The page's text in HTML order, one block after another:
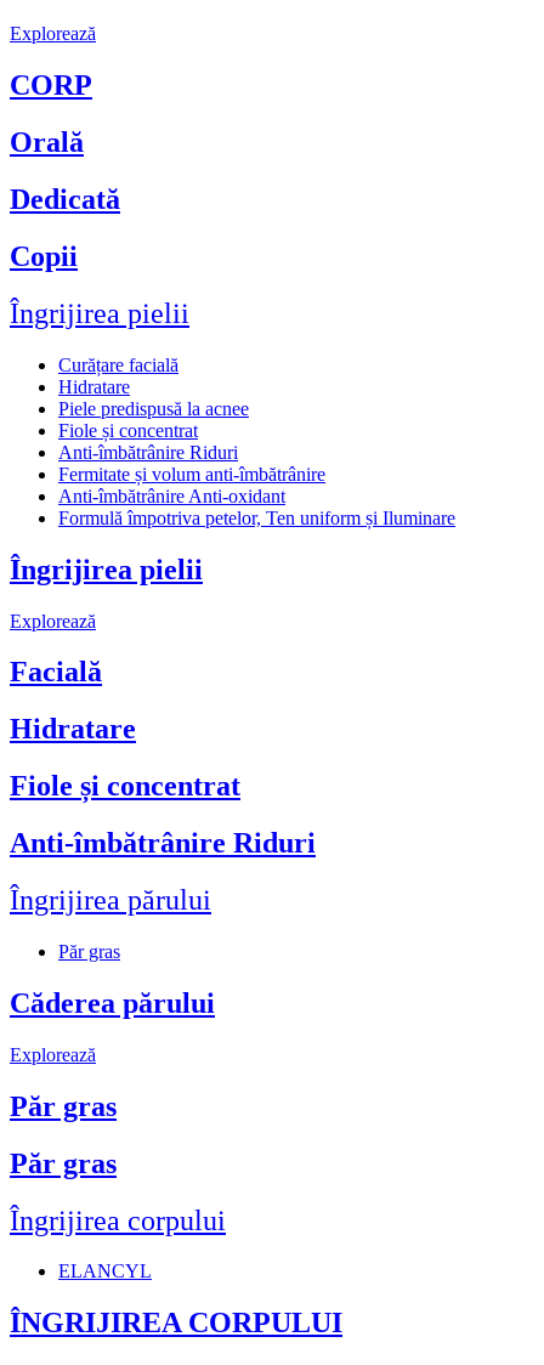
Explorează
CORP
Orală
Dedicată
Copii
Îngrijirea pielii
Curățare facială
Hidratare
Piele predispusă la acnee
Fiole și concentrat
Anti-îmbătrânire Riduri
Fermitate și volum anti-îmbătrânire
Anti-îmbătrânire Anti-oxidant
Formulă împotriva petelor, Ten uniform și Iluminare
Îngrijirea pielii
Explorează
Facială
Hidratare
Fiole și concentrat
Anti-îmbătrânire Riduri
Îngrijirea părului
Păr gras
Căderea părului
Explorează
Păr gras
Păr gras
Îngrijirea corpului
ELANCYL
ÎNGRIJIREA CORPULUI